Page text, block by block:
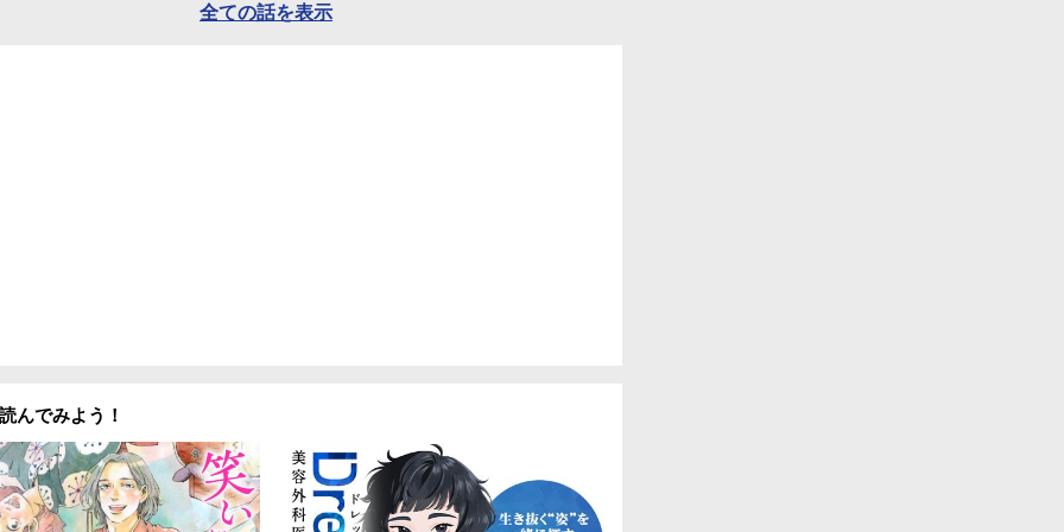
全ての話を表示
んでみよう！